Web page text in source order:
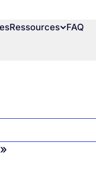
Ressources FAQ